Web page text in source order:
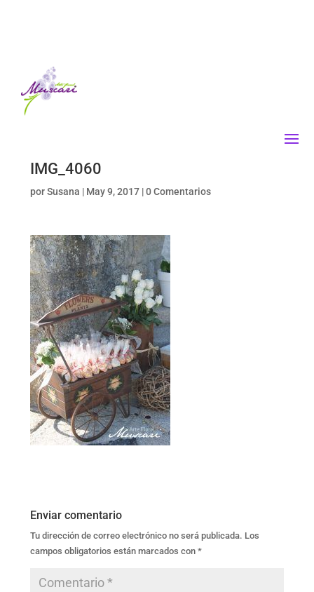
IMG_4060
porSusana | May 9, 2017|0 Comentarios
Enviar comentario
Tu dirección de correo electrónico no será publicada. Los
campos obligatorios están marcados con *